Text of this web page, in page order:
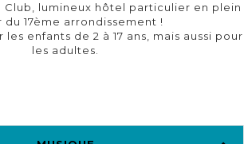
Club, lumineux hôtel particulier en plein
du 17ème arrondissement !
enfants de 2 à 17 ans, mais aussi pour
les adultes.